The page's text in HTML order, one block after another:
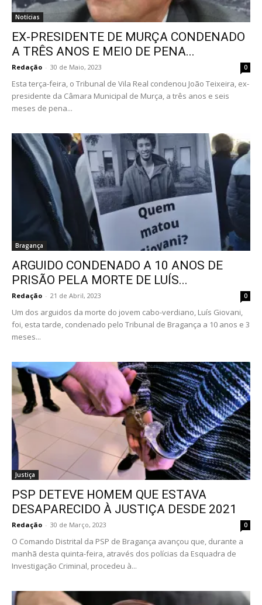
Notícias
EX-PRESIDENTE DE MURÇA CONDENADO
A TRÊS ANOS E MEIO DE PENA...
Redação - 30 de Maio, 2023 0
Esta terça-feira, o Tribunal de Vila Real condenou João Teixeira, ex-
presidente da Câmara Municipal de Murça, a três anos e seis
meses de pena...
Bragança
ARGUIDO CONDENADO A 10 ANOS DE
PRISÃO PELA MORTE DE LUÍS...
Redação - 21 de Abril, 2023 0
Um dos arguidos da morte do jovem cabo-verdiano, Luís Giovani,
foi, esta tarde, condenado pelo Tribunal de Bragança a 10 anos e 3
meses...
Justiça
PSP DETEVE HOMEM QUE ESTAVA
DESAPARECIDO À JUSTIÇA DESDE 2021
Redação - 30 de Março, 2023 0
O Comando Distrital da PSP de Bragança avançou que, durante a
manhã desta quinta-feira, através dos polícias da Esquadra de
Investigação Criminal, procedeu à...